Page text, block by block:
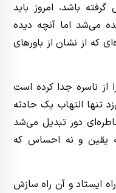
باشد، امروز باید
می‌شد اما آنچه دیده
که از نشان از باورهای
از ناسره جدا کرده است
تنها التهاب یک حادثه
دور تبدیل می‌شد
یقین و نه احساس که
میان دو راه ایستاد و آن راه سازش